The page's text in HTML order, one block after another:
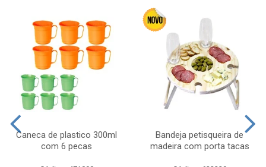
Caneca de plastico 300ml
com 6 pecas
Bandeja petisqueira de
madeira com porta tacas